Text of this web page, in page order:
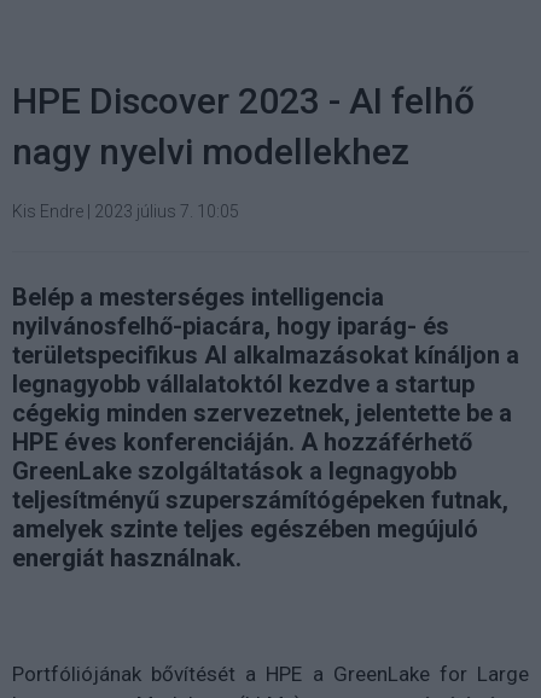
HPE Discover 2023 - AI felhő
nagy nyelvi modellekhez
Kis Endre 2023 július 7. 10:05
Belép a mesterséges intelligencia
nyilvánosfelhő-piacára, hogy iparág- és
területspecifikus AI alkalmazásokat kínáljon a
legnagyobb vállalatoktól kezdve a startup
cégekig minden szervezetnek, jelentette be a
HPE éves konferenciáján. A hozzáférhető
GreenLake szolgáltatások a legnagyobb
teljesítményű szuperszámítógépeken futnak,
amelyek szinte teljes egészében megújuló
energiát használnak.
Portfóliójának bővítését a HPE a GreenLake for Large